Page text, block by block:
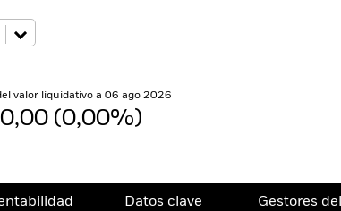
valor liquidativo a 06 ago 2026
0,00 (0,00%)
Datos clave Gestores